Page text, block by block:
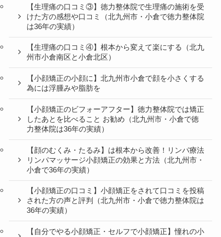
【生理痛の口コミ③】徳力整体院で生理痛の施術を受
けた方の感想や口コミ（北九州市・小倉で徳力整体院
は36年の実績）
【生理痛の口コミ④】根本から変えて楽にする（北九
州市小倉南区と小倉北区）
【小顔矯正の小顔に】北九州市小倉で顔を小さくする
為には浮腫みや脂肪を
【小顔矯正のビフォーアフター】徳力整体院では矯正
したあとを比べること お勧め（北九州市・小倉で徳
力整体院は36年の実績）
【顔のむくみ・たるみ】は根本から改善！リンパ療法
リンパマッサージ小顔矯正の効果と方法（北九州市・
小倉で36年の実績）
【小顔矯正の口コミ】小顔矯正をされて口コミを投稿
された方の声と評判（北九州市・小倉で徳力整体院は
36年の実績）
【自分でやる小顔矯正・セルフで小顔矯正】憧れの小